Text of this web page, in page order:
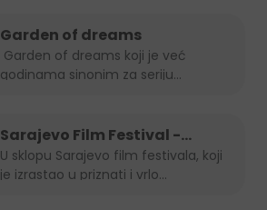
Garden of dreams
godinama sinonim za seriju
Sarajevo Film Festival -
Summer Lounge
U sklopu Sarajevo film festivala, koji
je izrastao u priznati i vrlo...